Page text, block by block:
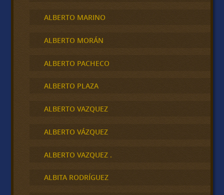
ALBERTO MARINO
ALBERTO MORÁN
ALBERTO PACHECO
ALBERTO PLAZA
ALBERTO VAZQUEZ
ALBERTO VÁZQUEZ
ALBERTO VAZQUEZ .
ALBITA RODRÍGUEZ